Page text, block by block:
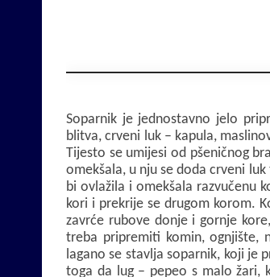
Soparnik je jednostavno jelo
blitva, crveni luk – kapula,
Tijesto se umijesi od pšeničnog
omekšala, u nju se doda crveni
bi ovlažila i omekšala razvučenu
kori i prekrije se drugom korom.
zavrće rubove donje i gornje
treba pripremiti komin, ognjište,
lagano se stavlja soparnik, koji je
toga da lug – pepeo s malo žari,